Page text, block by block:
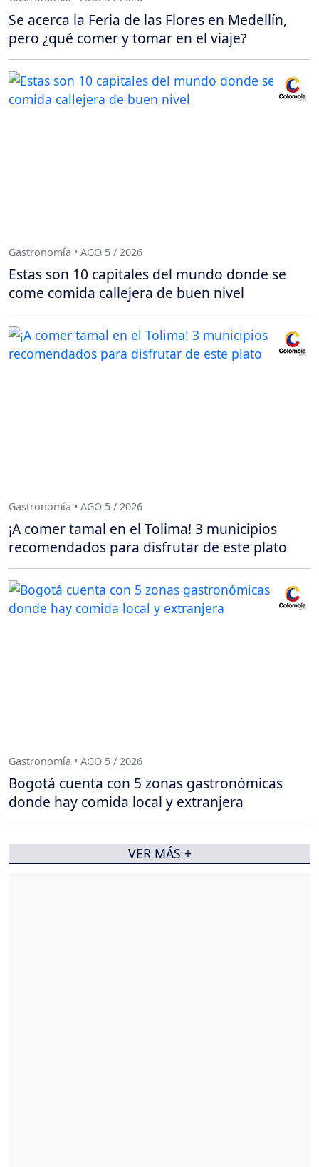
Se acerca la Feria de las Flores en Medellín,
pero ¿qué comer y tomar en el viaje?
Gastronomía • AGO 5 / 2026
Estas son 10 capitales del mundo donde se
come comida callejera de buen nivel
Gastronomía • AGO 5 / 2026
¡A comer tamal en el Tolima! 3 municipios
recomendados para disfrutar de este plato
Gastronomía • AGO 5 / 2026
Bogotá cuenta con 5 zonas gastronómicas
donde hay comida local y extranjera
VER MÁS +